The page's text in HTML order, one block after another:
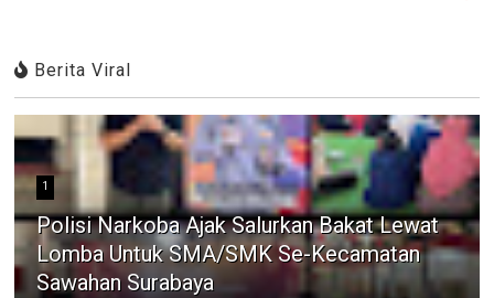
Berita Viral
1
Polisi Narkoba Ajak Salurkan Bakat Lewat
Lomba Untuk SMA/SMK Se-Kecamatan
Sawahan Surabaya